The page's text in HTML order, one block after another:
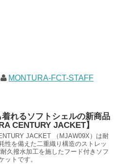
MONTURA-FCT-STAFF
れるソフトシェルの新商品
CENTURY JACKET】
JACKET （MJAW09X）は耐
性を備えた二重織り構造のストレッ
久撥水加工を施したフード付きソフ
ットです。